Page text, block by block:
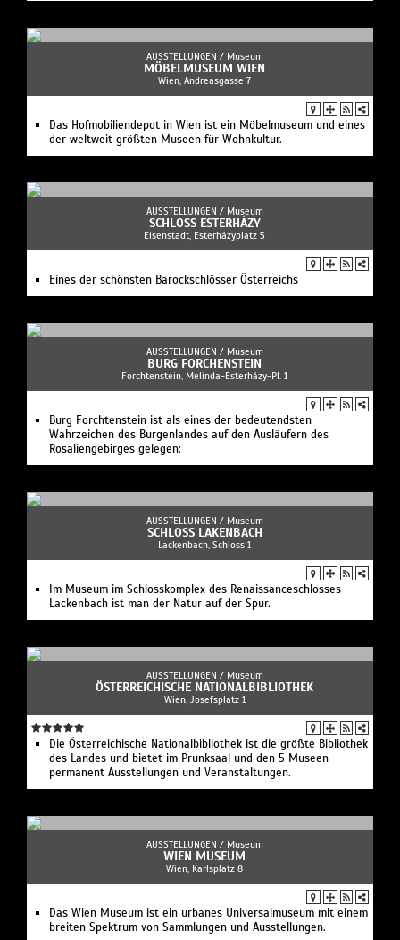
AUSSTELLUNGEN / Museum
MÖBELMUSEUM WIEN
Wien, Andreasgasse 7
Das Hofmobiliendepot in Wien ist ein Möbelmuseum und eines
der weltweit größten Museen für Wohnkultur.
AUSSTELLUNGEN / Museum
SCHLOSS ESTERHÁZY
Eisenstadt, Esterházyplatz 5
Eines der schönsten Barockschlösser Österreichs
AUSSTELLUNGEN / Museum
BURG FORCHENSTEIN
Forchtenstein, Melinda-Esterházy-Pl. 1
Burg Forchtenstein ist als eines der bedeutendsten
Wahrzeichen des Burgenlandes auf den Ausläufern des
Rosaliengebirges gelegen:
AUSSTELLUNGEN / Museum
SCHLOSS LAKENBACH
Lackenbach, Schloss 1
Im Museum im Schlosskomplex des Renaissanceschlosses
Lackenbach ist man der Natur auf der Spur.
AUSSTELLUNGEN / Museum
ÖSTERREICHISCHE NATIONALBIBLIOTHEK
Wien, Josefsplatz 1
Die Österreichische Nationalbibliothek ist die größte Bibliothek
des Landes und bietet im Prunksaal und den 5 Museen
permanent Ausstellungen und Veranstaltungen.
AUSSTELLUNGEN / Museum
WIEN MUSEUM
Wien, Karlsplatz 8
Das Wien Museum ist ein urbanes Universalmuseum mit einem
breiten Spektrum von Sammlungen und Ausstellungen.